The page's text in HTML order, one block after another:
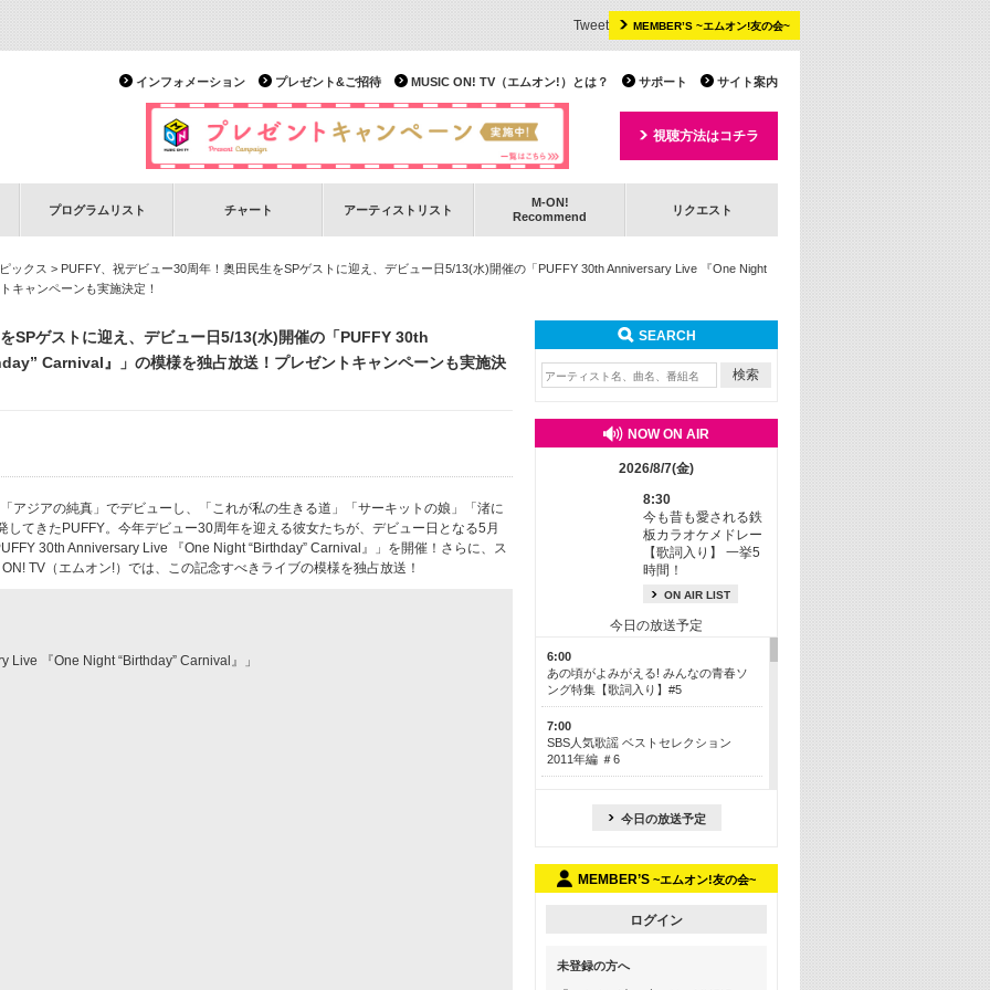
MEMBER’S ~エムオン!友の会~
Tweet
サイト案内
サポート
MUSIC ON! TV（エムオン!）とは？
プレゼント&ご招待
インフォメーション
視聴方法はコチラ
プログラムリスト チャート アーティストリスト
M-ON!
Recommend
リクエスト
ックス > PUFFY、祝デビュー30周年！奥田民生をSPゲストに迎え、デビュー日5/13(水)開催の「PUFFY 30th Anniversary Live 『One Night
キャンペーンも実施決定！
SPゲストに迎え、デビュー日5/13(水)開催の「PUFFY 30th
Carnival』」の模様を独占放送！プレゼントキャンペーンも実施決
アジアの純真」でデビューし、「これが私の生きる道」「サーキットの娘」「渚に
てきたPUFFY。今年デビュー30周年を迎える彼女たちが、デビュー日となる5月
30th Anniversary Live 『One Night “Birthday” Carnival』」を開催！さらに、ス
TV（エムオン!）では、この記念すべきライブの模様を独占放送！
Live 『One Night “Birthday” Carnival』」
SEARCH
NOW ON AIR
2026/8/7(金)
8:30
今も昔も愛される鉄
板カラオケメドレー
【歌詞入り】 一挙5
時間！
ON AIR LIST
今日の放送予定
6:00
あの頃がよみがえる! みんなの青春ソ
ング特集【歌詞入り】#5
7:00
SBS人気歌謡 ベストセレクション
2011年編 ＃6
今も昔も愛される鉄板カラオケメドレ
ー【歌詞入り】 一挙5時間！
13:30
Apple Music カウントダウン 20
今日の放送予定
MEMBER’S ~エムオン!友の会~
ログイン
未登録の方へ